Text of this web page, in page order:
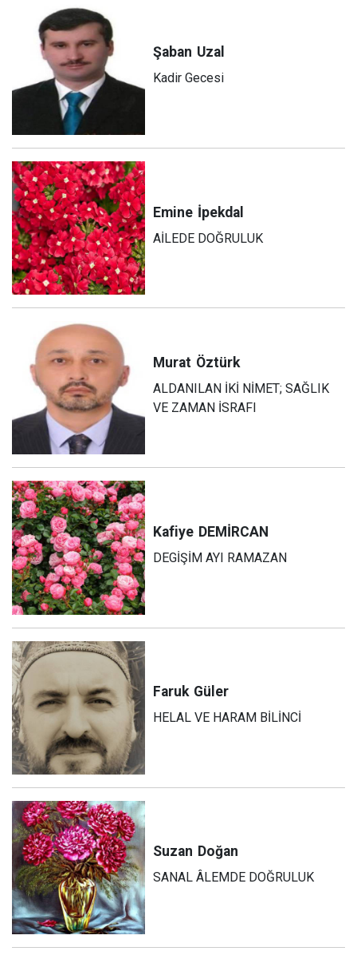
Şaban Uzal
Kadir Gecesi
Emine İpekdal
AİLEDE DOĞRULUK
Murat Öztürk
ALDANILAN İKİ NİMET; SAĞLIK
VE ZAMAN İSRAFI
Kafiye DEMİRCAN
DEGİŞİM AYI RAMAZAN
Faruk Güler
HELAL VE HARAM BİLİNCİ
Suzan Doğan
SANAL ÂLEMDE DOĞRULUK